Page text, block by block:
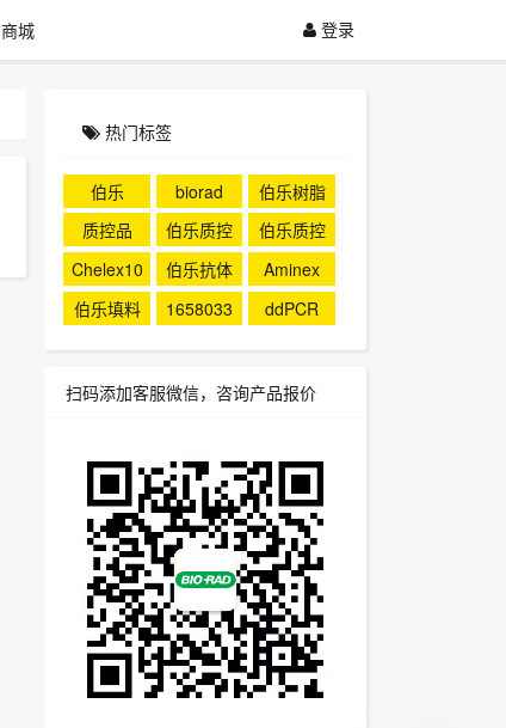
商城 登录
热门标签
伯乐 biorad
伯乐树脂
质控品
伯乐质控
品
伯乐质控
Chelex10
0
伯乐抗体
Aminex
伯乐填料
1658033 ddPCR
扫码添加客服微信，咨询产品报价